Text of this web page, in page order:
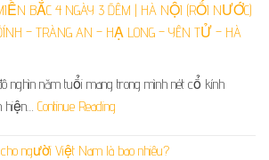
BẮC 4 NGÀY 3 ĐÊM | HÀ NỘI (RỐI NƯỚC)
– TRÀNG AN – HẠ LONG – YÊN TỬ – HÀ
nghìn năm tuổi mang trong mình nét cổ kính
hiện… Continue Reading
người Việt Nam là bao nhiêu?